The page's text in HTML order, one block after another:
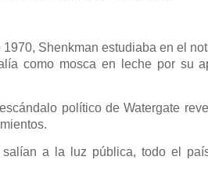
Shenkman estudiaba en el
como mosca en leche por su
político de Watergate
a la luz pública, todo el